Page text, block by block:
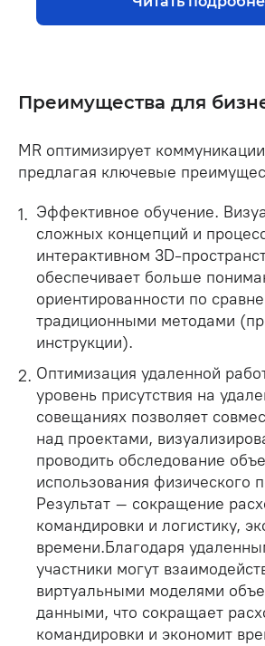
Преимущества для
MR оптимизирует
предлагая ключевые
Эффективное обучение.
сложных концепций и
интерактивном 3D-
обеспечивает больше
ориентированности по
традиционными методами
инструкции).
Оптимизация удаленной
уровень присутствия на
совещаниях позволяет
над проектами,
проводить обследование
использования физического
Результат – сокращение
командировки и логистику,
времени.Благодаря
участники могут
виртуальными моделями
данными, что сокращает
командировки и экономит